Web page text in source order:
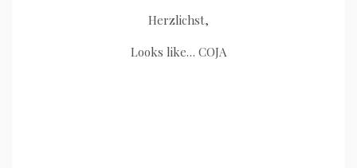
Herzlichst,
Looks like… COJA